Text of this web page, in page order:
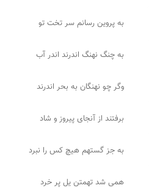
به پروین رسانم سر تخت تو
به چنگ نهنگ اندرند اندر آب
وگر چو نهنگان به بحر اندرند
برفتند از آنجای پیروز و شاد
به جز گستهم هیچ کس را نبرد
همی شد تهمتن یل پر خرد